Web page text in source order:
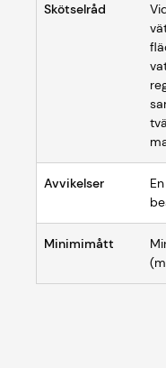
Skötselråd
Avvikelser
Minimimått